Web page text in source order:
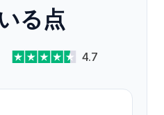
る点
4.7